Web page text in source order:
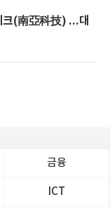
크(南亞科技) ...대
금융
ICT